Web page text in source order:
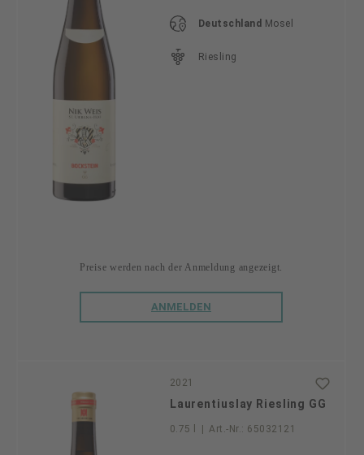
Deutschland Mosel
Riesling
Preise werden nach der Anmeldung angezeigt.
ANMELDEN
2021
Laurentiuslay Riesling GG
0.75 l Art.-Nr.: 65032121